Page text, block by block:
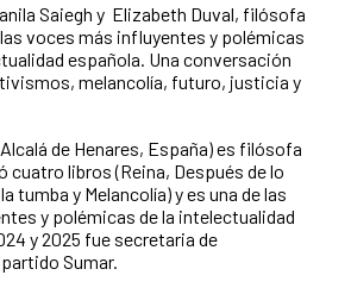
Saiegh y Elizabeth Duval, filósofa
voces más influyentes y polémicas
española. Una conversación
melancolía, futuro, justicia y
de Henares, España) es filósofa
cuatro libros (Reina, Después de lo
tumba y Melancolía) y es una de las
y polémicas de la intelectualidad
y 2025 fue secretaria de
Sumar.